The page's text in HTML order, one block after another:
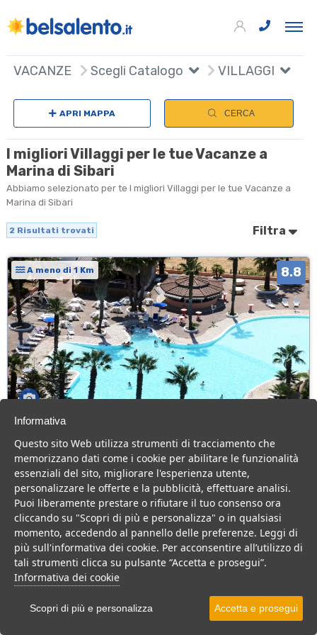
VACANZE Scegli Catalogo VILLAGGI
APRI MAPPA CERCA
I migliori Villaggi per le tue Vacanze a
Marina di Sibari
Abbiamo selezionato per te I migliori Villaggi per le tue Vacanze a
Marina di Sibari
2 Risultati trovati Filtra
A meno di 1 Km 8.8
Calabria > Cassano allo Ionio > Marina di Sibari
80 Camere
Hotel 4 stelle in Calabria, con animazione e cucina tipica, per una
vacanza divertente per tutta la famiglia.
Villaggio Hotel
VEDI SU MAPPA
+
Informativa
Questo sito Web utilizza strumenti di tracciamento che
memorizzano dati come i cookie per abilitare le funzionalità
essenziali del sito, migliorare l'esperienza utente,
personalizzare le offerte e la pubblicità, effettuare analisi.
Puoi liberamente prestare o rifiutare il tuo consenso ora
cliccando su "Scopri di più e personalizza" o in qualsiasi
momento, accedendo al pannello delle preferenze. Leggi di
più sull'informativa dei cookie. Per acconsentire all’utilizzo di
tali strumenti clicca su pulsante “Accetta e prosegui”.
Informativa dei cookie
Scopri di più e personalizza Accetta e prosegui